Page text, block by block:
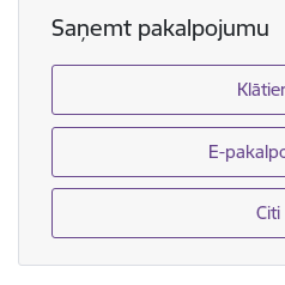
Saņemt pakalpojumu
E-
Citi